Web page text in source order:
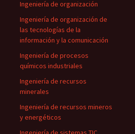
Ingeniería de organización
Ingeniería de organización de
las tecnologías de la
información y la comunicación
Ingeniería de procesos
químicos industriales
Ingeniería de recursos
minerales
Ingeniería de recursos mineros
y energéticos